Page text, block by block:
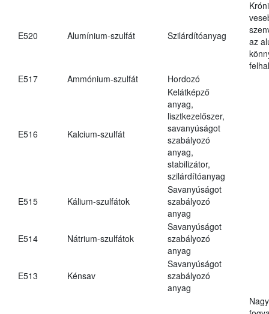
E520 Alumínium-szulfát Szilárdítóanyag
az
E517
Ammónium-szulfát Hordozó
E516 Kalcium-szulfát
Kelátképző
anyag,
lisztkezelőszer,
savanyúságot
szabályozó
anyag,
stabilizátor,
szilárdítóanyag
E515 Kálium-szulfátok
Savanyúságot
szabályozó
anyag
E514 Nátrium-szulfátok
Savanyúságot
szabályozó
anyag
E513 Kénsav
Savanyúságot
szabályozó
anyag